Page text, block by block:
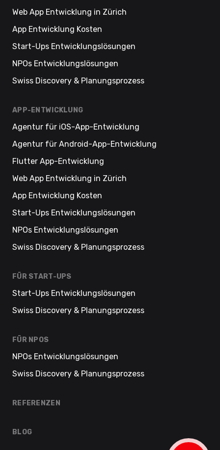
Web App Entwicklung in Zürich
App Entwicklung Kosten
Start-Ups Entwicklungslösungen
NPOs Entwicklungslösungen
Swiss Discovery & Planungsprozess
APP-ENTWICKLUNG
Agentur für iOS-App-Entwicklung
Agentur für Android-App-Entwicklung
Flutter App-Entwicklung
Web App Entwicklung in Zürich
App Entwicklung Kosten
Start-Ups Entwicklungslösungen
NPOs Entwicklungslösungen
Swiss Discovery & Planungsprozess
FÜR START-UPS
Start-Ups Entwicklungslösungen
Swiss Discovery & Planungsprozess
FÜR NPOS
NPOs Entwicklungslösungen
Swiss Discovery & Planungsprozess
REFERENZEN
BLOG